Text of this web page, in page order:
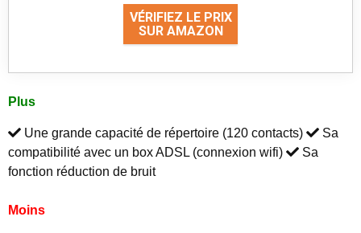
VÉRIFIEZ LE PRIX
SUR AMAZON
Plus
Une grande capacité de répertoire (120 contacts)
Sa
compatibilité avec un box ADSL (connexion wifi)
Sa
fonction réduction de bruit
Moins